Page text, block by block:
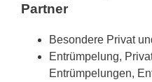
Partner
Besondere Privat
Entrümpelung,
Entrümpelungen,